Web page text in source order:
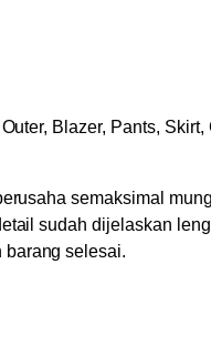
Blazer, Pants, Skirt,
semaksimal
sudah dijelaskan
selesai.